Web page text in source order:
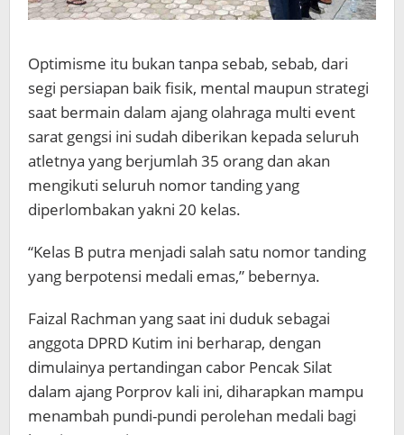
Optimisme itu bukan tanpa sebab, sebab, dari
segi persiapan baik fisik, mental maupun strategi
saat bermain dalam ajang olahraga multi event
sarat gengsi ini sudah diberikan kepada seluruh
atletnya yang berjumlah 35 orang dan akan
mengikuti seluruh nomor tanding yang
diperlombakan yakni 20 kelas.
“Kelas B putra menjadi salah satu nomor tanding
yang berpotensi medali emas,” bebernya.
Faizal Rachman yang saat ini duduk sebagai
anggota DPRD Kutim ini berharap, dengan
dimulainya pertandingan cabor Pencak Silat
dalam ajang Porprov kali ini, diharapkan mampu
menambah pundi-pundi perolehan medali bagi